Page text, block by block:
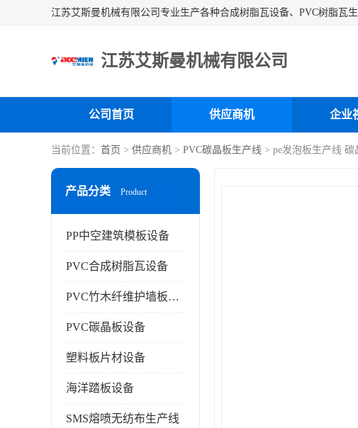
江苏艾斯曼机械有限公司
公司首页 供应商机 企业
当前位置： 首页 > 供应商机 > PVC碳晶板生产线 > pe发泡板生产线
产品分类 Product
PP中空建筑模板设备
PVC合成树脂瓦设备
PVC竹木纤维护墙板设备
PVC碳晶板设备
塑料板片材设备
海洋踏板设备
SMS熔喷无纺布生产线